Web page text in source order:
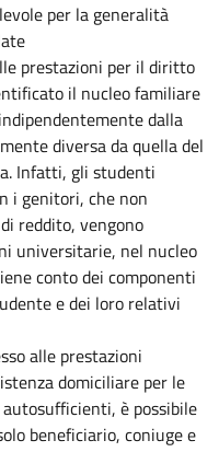
per la generalità
prestazioni per il diritto
il nucleo familiare
dalla
diversa da quella del
Infatti, gli studenti
i genitori, che non
reddito, vengono
universitarie, nel nucleo
conto dei componenti
e dei loro relativi
alle prestazioni
domiciliare per le
è possibile
beneficiario, coniuge e